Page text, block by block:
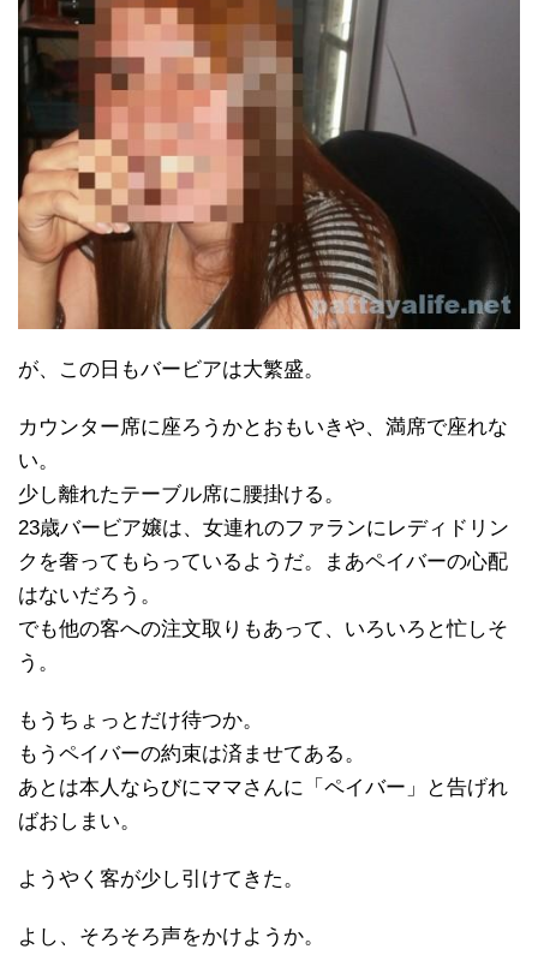
が、この日もバービアは大繁盛。
カウンター席に座ろうかとおもいきや、満席で座れな
い。
少し離れたテーブル席に腰掛ける。
23歳バービア嬢は、女連れのファランにレディドリン
クを奢ってもらっているようだ。まあペイバーの心配
はないだろう。
でも他の客への注文取りもあって、いろいろと忙しそ
う。
もうちょっとだけ待つか。
もうペイバーの約束は済ませてある。
あとは本人ならびにママさんに「ペイバー」と告げれ
ばおしまい。
ようやく客が少し引けてきた。
よし、そろそろ声をかけようか。